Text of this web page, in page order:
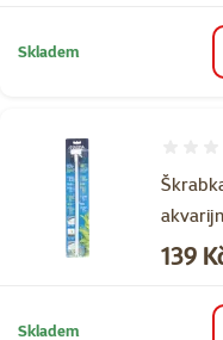
Skladem
Cena
139
Skladem